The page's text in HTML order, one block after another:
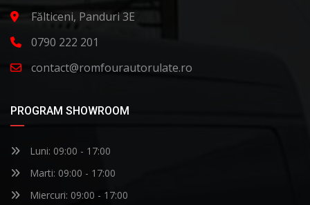
Fălticeni, Panduri 3E
0790 222 201
contact@romfourautorulate.ro
PROGRAM SHOWROOM
Luni: 09:00 - 17:00
Marti: 09:00 - 17:00
Miercuri: 09:00 - 17:00